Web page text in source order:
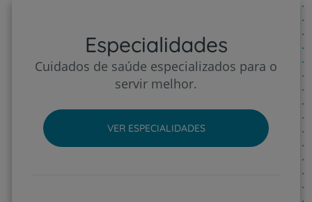
Especialidades
Cuidados de saúde especializados para o
servir melhor.
VER ESPECIALIDADES